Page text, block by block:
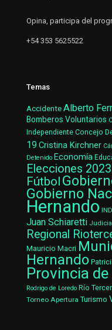
Opina, participa del
+54 353 5625522
Temas
AccidenteAlberto
Bomberos Voluntarios
Independiente Concejo
19 Cristina Kirchner
Detenido Economía
Elecciones 2023
Fútbol
Gobierno
Hernando
Juan Schiaretti
Regional
Mauricio Macri
Hernando
Provincia
Rodrigo de Loredo Río
Torneo Apertura Turismo